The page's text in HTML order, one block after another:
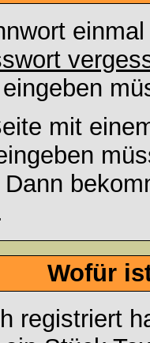
mit
Wofür
registriert